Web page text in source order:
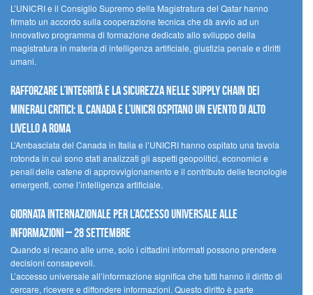
L’UNICRI e il Consiglio Supremo della Magistratura del Qatar hanno
firmato un accordo sulla cooperazione tecnica che dà avvio ad un
innovativo programma di formazione dedicato allo sviluppo della
magistratura in materia di intelligenza artificiale, giustizia penale e diritti
umani.
Rafforzare l’integrità e la sicurezza nelle supply chain dei
minerali critici: il Canada e l’UNICRI ospitano un evento di alto
livello a Roma
L’Ambasciata del Canada in Italia e l’UNICRI hanno ospitato una tavola
rotonda in cui sono stati analizzati gli aspetti geopolitici, economici e
penali delle catene di approvvigionamento e il contributo delle tecnologie
emergenti, come l’intelligenza artificiale.
Giornata internazionale per l’accesso universale alle
informazioni – 28 settembre
Quando si recano alle urne, solo i cittadini informati possono prendere
decisioni consapevoli.
L’accesso universale all’informazione significa che tutti hanno il diritto di
cercare, ricevere e diffondere informazioni. Questo diritto è parte